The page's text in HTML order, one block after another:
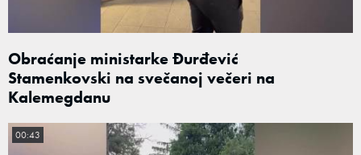
Obraćanje ministarke Đurđević
Stamenkovski na svečanoj večeri na
Kalemegdanu
00:43